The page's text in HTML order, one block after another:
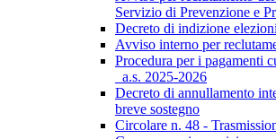
Servizio di Prevenzione e
Decreto di indizione
Avviso interno per
Procedura per i pagamenti
_a.s. 2025-2026
Decreto di annullamento
breve sostegno
Circolare n. 48 -